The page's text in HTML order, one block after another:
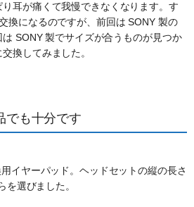
耳が痛くて我慢できなくなります。す
換になるのですが、前回は SONY 製の
SONY 製でサイズが合うものが見つか
換してみました。
でも十分です
イヤーパッド。ヘッドセットの縦の長さ
選びました。